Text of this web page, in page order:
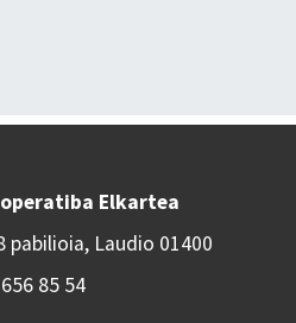
Elkartea
pabilioia, Laudio 01400
85 54